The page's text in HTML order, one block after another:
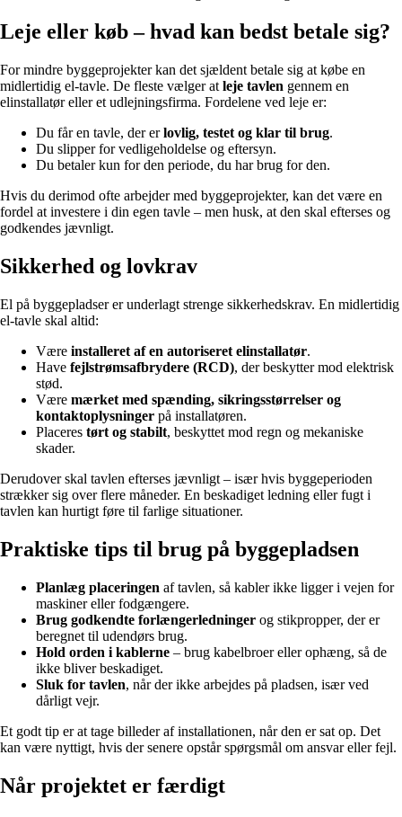
Leje eller køb – hvad kan bedst betale sig?
For mindre byggeprojekter kan det sjældent betale sig at købe en
midlertidig el-tavle. De fleste vælger at leje tavlen gennem en
elinstallatør eller et udlejningsfirma. Fordelene ved leje er:
Du får en tavle, der erlovlig, testet og klar til brug.
Du slipper for vedligeholdelse og eftersyn.
Du betaler kun for den periode, du har brug for den.
Hvis du derimod ofte arbejder med byggeprojekter, kan det være en
fordel at investere i din egen tavle – men husk, at den skal efterses og
godkendes jævnligt.
Sikkerhed og lovkrav
El på byggepladser er underlagt strenge sikkerhedskrav. En midlertidig
el-tavle skal altid:
Være installeret af en autoriseret elinstallatør.
Have fejlstrømsafbrydere (RCD), der beskytter mod elektrisk
stød.
Være mærket med spænding, sikringsstørrelser og
kontaktoplysninger på installatøren.
Placeres tørt og stabilt, beskyttet mod regn og mekaniske
skader.
Derudover skal tavlen efterses jævnligt – især hvis byggeperioden
strækker sig over flere måneder. En beskadiget ledning eller fugt i
tavlen kan hurtigt føre til farlige situationer.
Praktiske tips til brug på byggepladsen
Planlæg placeringen af tavlen, så kabler ikke ligger i vejen for
maskiner eller fodgængere.
Brug godkendte forlængerledninger og stikpropper, der er
beregnet til udendørs brug.
Hold orden i kablerne – brug kabelbroer eller ophæng, så de
ikke bliver beskadiget.
Sluk for tavlen, når der ikke arbejdes på pladsen, især ved
dårligt vejr.
Et godt tip er at tage billeder af installationen, når den er sat op. Det
kan være nyttigt, hvis der senere opstår spørgsmål om ansvar eller fejl.
Når projektet er færdigt